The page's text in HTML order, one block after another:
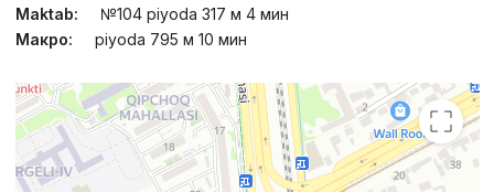
Maktab:
№104 piyoda 317 м 4 мин
Макро:
piyoda 795 м 10 мин